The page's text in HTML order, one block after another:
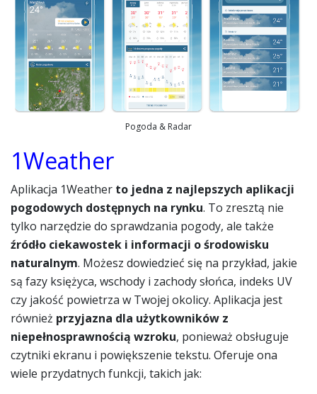
Pogoda & Radar
1Weather
Aplikacja 1Weather to jedna z najlepszych aplikacji
pogodowych dostępnych na rynku. To zresztą nie
tylko narzędzie do sprawdzania pogody, ale także
źródło ciekawostek i informacji o środowisku
naturalnym. Możesz dowiedzieć się na przykład, jakie
są fazy księżyca, wschody i zachody słońca, indeks UV
czy jakość powietrza w Twojej okolicy. Aplikacja jest
również przyjazna dla użytkowników z
niepełnosprawnością wzroku, ponieważ obsługuje
czytniki ekranu i powiększenie tekstu. Oferuje ona
wiele przydatnych funkcji, takich jak: